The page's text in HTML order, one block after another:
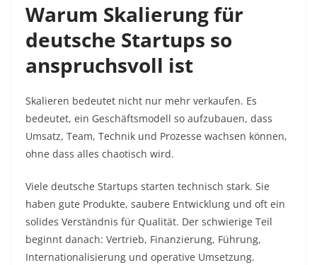
Warum Skalierung für
deutsche Startups so
anspruchsvoll ist
Skalieren bedeutet nicht nur mehr verkaufen. Es
bedeutet, ein Geschäftsmodell so aufzubauen, dass
Umsatz, Team, Technik und Prozesse wachsen können,
ohne dass alles chaotisch wird.
Viele deutsche Startups starten technisch stark. Sie
haben gute Produkte, saubere Entwicklung und oft ein
solides Verständnis für Qualität. Der schwierige Teil
beginnt danach: Vertrieb, Finanzierung, Führung,
Internationalisierung und operative Umsetzung.